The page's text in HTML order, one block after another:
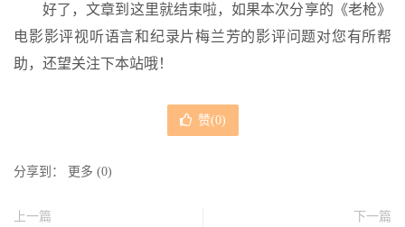
好了，文章到这里就结束啦，如果本次分享的《老枪》
电影影评视听语言和纪录片梅兰芳的影评问题对您有所帮
助，还望关注下本站哦！
赞(0)
分享到： 更多 (0)
上一篇
下一篇